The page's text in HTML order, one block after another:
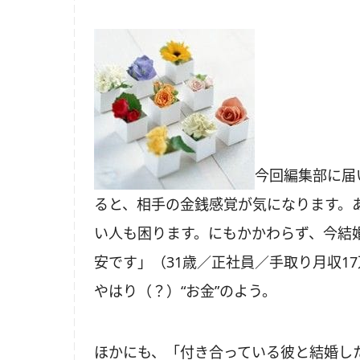
今回編集部に
ると、相手の金銭感覚が気になります
い人も困ります。にもかかわらず、今
安です」（31歳／正社員／手取り月収
やはり（？）“お金”のよう。
ほかにも、「付き合っている彼と結婚